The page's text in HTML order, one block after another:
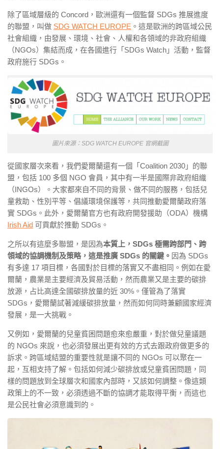
除了區域層級的 Concord，歐洲還有一個監督 SDGs 推展進度
的聯盟，叫做 SDG WATCH EUROPE 。這是歐洲的跨區域公民
社會組織，由發展、環境、社會、人權和各領域的非政府組織
（NGOs）集結而成，在各國進行「SDGs Watch」活動，監督
政府施行 SDGs。
圖片來源：SDG WATCH EUROPE 官網截圖
從國家層次來看，我們愛爾蘭還有一個「Coalition 2030」的聯
盟，包括 100 多個 NGO 會員，其中有一半是國際非政府組織
（INGOs）。大家都來自不同的背景、做不同的服務，包括兒
童救助、性別平等、倡議環境保護等，共同推動愛爾蘭政府落
實 SDGs。此外，愛爾蘭官方也有政府開發援助（ODA）機構
Irish Aid 可貢獻於推動 SDGs。
之所以有這麼多聯盟，是因為本質上，SDGs 極需跨部門、跨
領域的協調機制及策略，這是推廣 SDGs 的關鍵。 因為 SDGs
有多達 17 項目標，各國對於目標的落實又不盡相同。例如在愛
爾蘭，農業是主要經濟及貿易活動，然而農業又是主要的碳排
放源，占比高達全國碳排放量的近 30%。僅管為了落實
SDGs，愛爾蘭試著減緩碳排放量，然而如何同時兼顧國家經濟
發展，是一大挑戰。
又例如，愛爾蘭的兒童貧困問題愈來愈嚴重，對於做兒童議題
的 NGOs 來說，也必須發展出更有效的方式去跟政府做更多的
訴求。跨區域結盟的重要性就是讓不同的 NGOs 可以聚在一
起，互相支持了解。包括如何減少碳排放或兒童貧困問題，同
樣的問題放到全球層次和國家內部時，又該如何調整。像這類
政策上的不一致，必須透過不斷的協調才能取得平衡，而這也
是公民社會必須意識到的。